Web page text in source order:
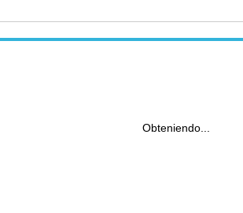
Obteniendo...